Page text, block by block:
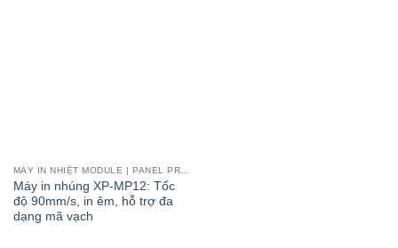
Máy in nhúng XP-MP12: Tốc
độ 90mm/s, in êm, hỗ trợ đa
dạng mã vạch